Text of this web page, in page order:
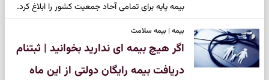
بیمه پایه برای تمامی آحاد جمعیت کشور را ابلاغ کرد.
بیمه | بیمه سلامت
اگر هیچ بیمه ای ندارید بخوانید | ثبتنام
دریافت بیمه رایگان دولتی از این ماه